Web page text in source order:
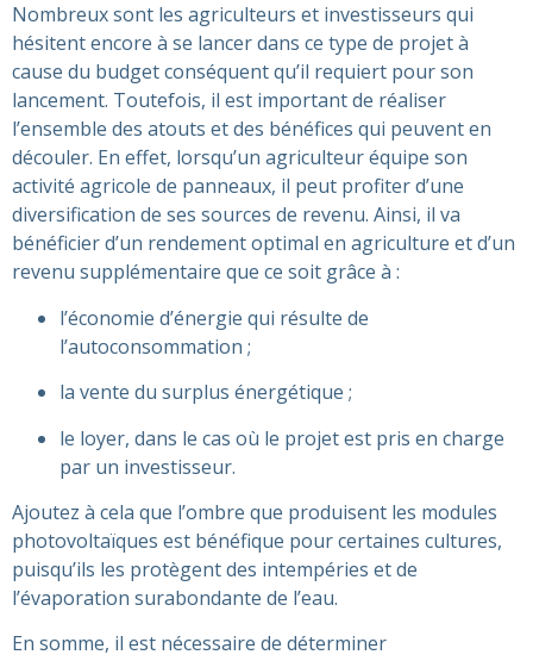
Nombreux sont les agriculteurs et investisseurs qui
hésitent encore à se lancer dans ce type de projet à
cause du budget conséquent qu’il requiert pour son
lancement. Toutefois, il est important de réaliser
l’ensemble des atouts et des bénéfices qui peuvent en
découler. En effet, lorsqu’un agriculteur équipe son
activité agricole de panneaux, il peut profiter d’une
diversification de ses sources de revenu. Ainsi, il va
bénéficier d’un rendement optimal en agriculture et d’un
revenu supplémentaire que ce soit grâce à :
l’économie d’énergie qui résulte de
l’autoconsommation ;
la vente du surplus énergétique ;
le loyer, dans le cas où le projet est pris en charge
par un investisseur.
Ajoutez à cela que l’ombre que produisent les modules
photovoltaïques est bénéfique pour certaines cultures,
puisqu’ils les protègent des intempéries et de
l’évaporation surabondante de l’eau.
En somme, il est nécessaire de déterminer